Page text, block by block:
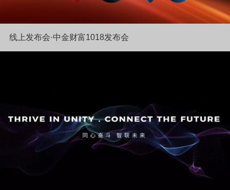
线上发布会·中金财富1018发布会